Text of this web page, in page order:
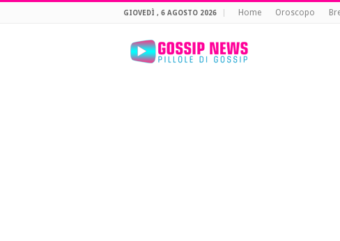
GIOVEDÌ , 6 AGOSTO 2026 Home Oroscopo